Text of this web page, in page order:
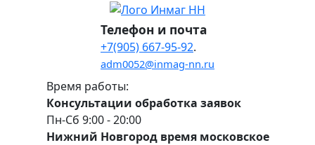
Телефон и почта
+7(905) 667-95-92.
adm0052@inmag-nn.ru
Время работы:
Консультации обработка заявок
Пн-Сб 9:00 - 20:00
Нижний Новгород время московское